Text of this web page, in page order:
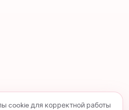
cookie для корректной работы